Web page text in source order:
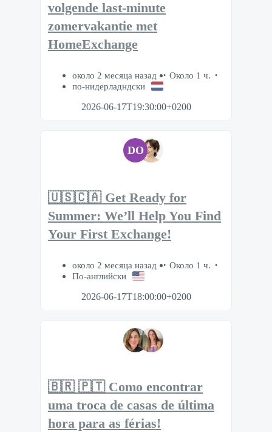
volgende last-minute
zomervakantie met
HomeExchange
около 2 месяца назад
Около 1 ч.
по-нидерладндски
2026-06-17T19:30:00+0200
DO
🇺🇸🇨🇦 Get Ready for
Summer: We’ll Help You Find
Your First Exchange!
около 2 месяца назад
Около 1 ч.
По-английски
2026-06-17T18:00:00+0200
🇧🇷 🇵🇹 Como encontrar
uma troca de casas de última
hora para as férias!